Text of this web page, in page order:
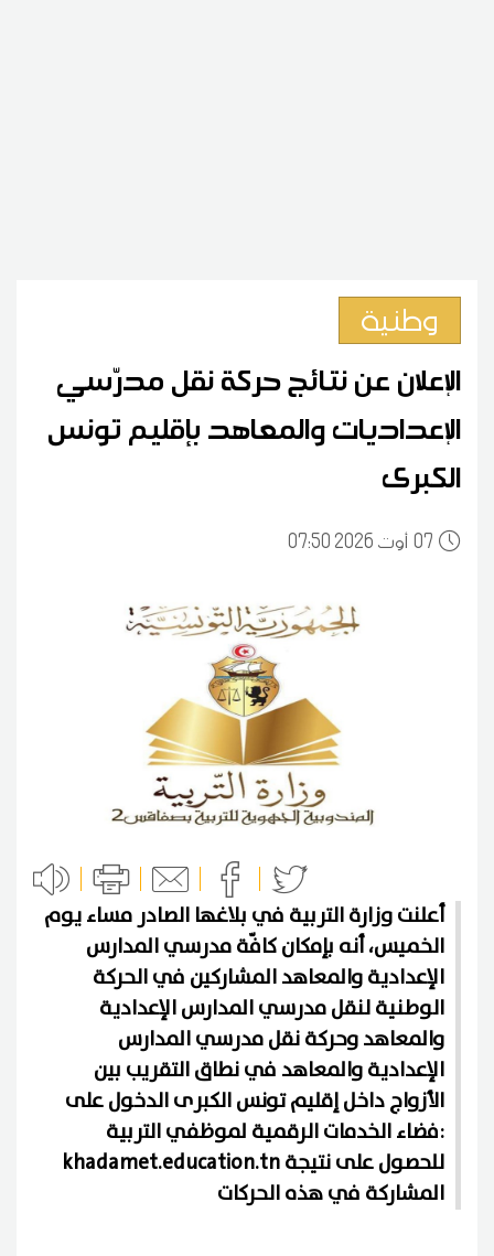
وطنية
الإعلان عن نتائج حركة نقل مدرّسي
الإعداديات والمعاهد بإقليم تونس
الكبرى
0707:50 2026 أوت
أعلنت وزارة التربية في بلاغها الصادر مساء يوم
الخميس، أنه بإمكان كافّة مدرسي المدارس
الإعدادية والمعاهد المشاركين في الحركة
الوطنية لنقل مدرسي المدارس الإعدادية
والمعاهد وحركة نقل مدرسي المدارس
الإعدادية والمعاهد في نطاق التقريب بين
الأزواج داخل إقليم تونس الكبرى الدخول على
فضاء الخدمات الرقمية لموظفي التربية:
khadamet.education.tn للحصول على نتيجة
المشاركة في هذه الحركات